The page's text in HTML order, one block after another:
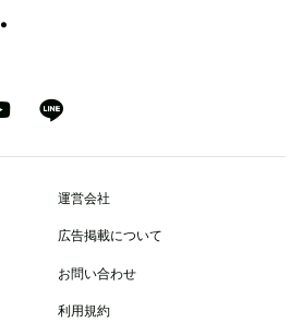
運営会社
広告掲載について
お問い合わせ
利用規約